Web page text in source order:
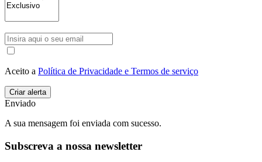
Aceito a Política de Privacidade e Termos de serviço
Enviado
A sua mensagem foi enviada com sucesso.
Subscreva a nossa newsletter